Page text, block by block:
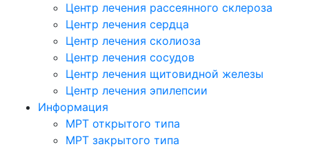
Центр лечения рассеянного склероза
Центр лечения сердца
Центр лечения сколиоза
Центр лечения сосудов
Центр лечения щитовидной железы
Центр лечения эпилепсии
Информация
МРТ открытого типа
МРТ закрытого типа